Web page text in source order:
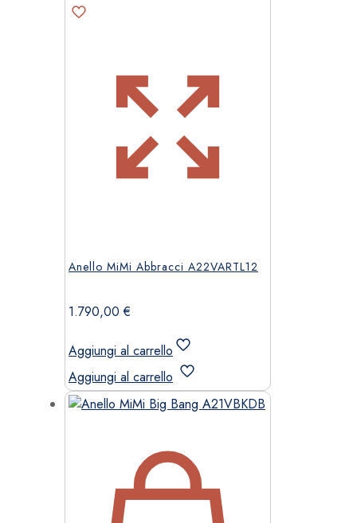
Anello MiMi Abbracci A22VARTL12
1.790,00€
Aggiungi al carrello
Aggiungi al carrello